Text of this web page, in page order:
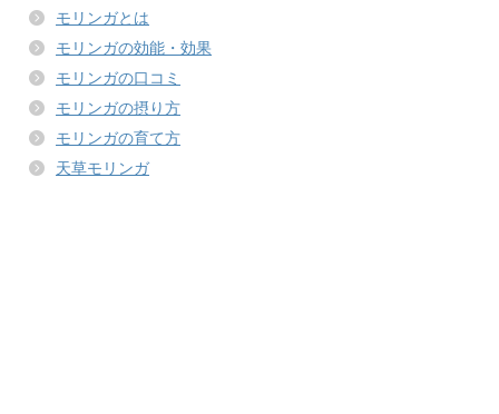
モリンガとは
モリンガの効能・効果
モリンガの口コミ
モリンガの摂り方
モリンガの育て方
天草モリンガ